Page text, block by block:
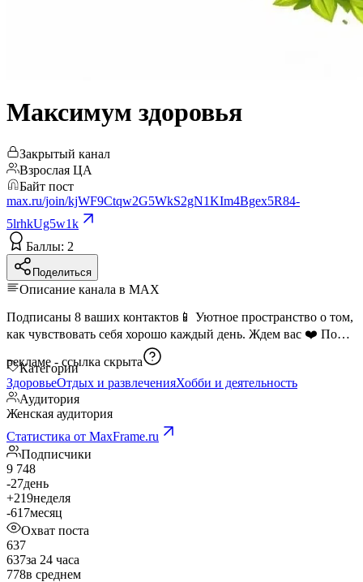
Максимум здоровья
Закрытый канал
Взрослая ЦА
Байт пост
max.ru/join/kjWF9Ctqw2G5WkS2gN1KIm4Bgex5R84-
5lrhkUg5w1k
Баллы: 2
Поделиться
Описание канала в MAX
Подписаны 8 ваших контактов📱 Уютное пространство о том,
как чувствовать себя хорошо каждый день. Ждем вас ❤️ По
рекламе - ссылка скрыта
Категории
ЗдоровьеОтдых и развлеченияХобби и деятельность
Аудитория
Женская аудитория
Статистика от MaxFrame.ru
Подписчики
9 748
-27день
+219неделя
-617месяц
Охват поста
637
637за 24 часа
778в среднем